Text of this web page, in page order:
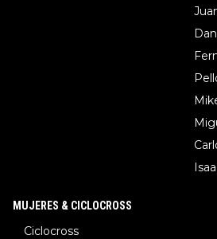
MUJERES & CICLOCROSS
Ciclocross